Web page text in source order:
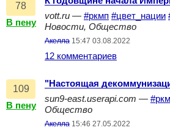
78
В пену
vott.ru — #ркмп #цвет_нации
Новости, Общество
Акелла 15:47 03.08.2022
12 комментариев
109
В пену
"Настоящая
sun9-east.userapi.com —
Общество
Акелла 15:46 27.05.2022